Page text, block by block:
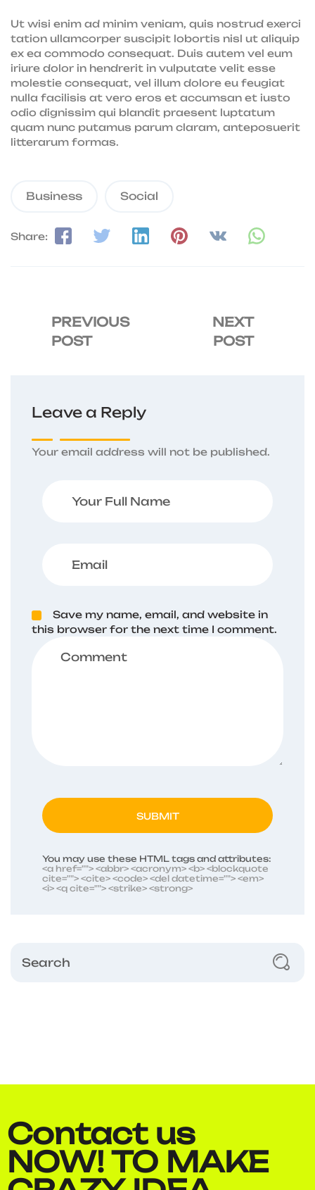
Ut wisi enim ad minim veniam, quis nostrud exerci
tation ullamcorper suscipit lobortis nisl ut aliquip
ex ea commodo consequat. Duis autem vel eum
iriure dolor in hendrerit in vulputate velit esse
molestie consequat, vel illum dolore eu feugiat
nulla facilisis at vero eros et accumsan et iusto
odio dignissim qui blandit praesent luptatum
quam nunc putamus parum claram, anteposuerit
litterarum formas.
Business Social
Share:
PREVIOUS
POST
NEXT
POST
Leave a Reply
Your email address will not be published.
Save my name, email, and website in
this browser for the next time I comment.
SUBMIT
You may use these HTML tags and attributes:
<a href=""> <abbr> <acronym> <b> <blockquote
cite=""> <cite> <code> <del datetime=""> <em>
<i> <q cite=""> <strike> <strong>
Contact us
NOW! TO MAKE​